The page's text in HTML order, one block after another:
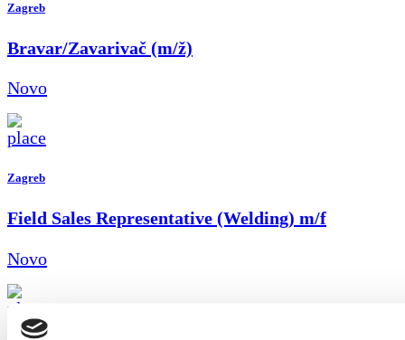
Zagreb
Bravar/Zavarivač (m/ž)
Novo
Zagreb
Field Sales Representative (Welding) m/f
Novo